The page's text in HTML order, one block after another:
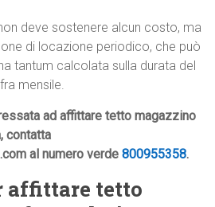
deve sostenere alcun costo, ma
di locazione periodico, che può
tantum calcolata sulla durata del
mensile.
ad affittare tetto magazzino
contatta
al numero verde800955358.
affittare tetto